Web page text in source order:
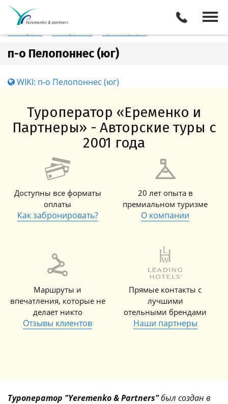
Греция
Отели
п-о Пелопоннес (юг)
WIKI: п-о Пелопоннес (юг)
Туроператор «Еременко и
Партнеры» - Авторские туры с
2001 года
Доступны все форматы
оплаты
Как забронировать?
20 лет опыта в
премиальном туризме
О компании
Маршруты и
впечатления, которые не
делает никто
Отзывы клиентов
Прямые контакты с
лучшими
отельными брендами
Наши партнеры
Туроператор "Yeremenko & Partners"был создан в